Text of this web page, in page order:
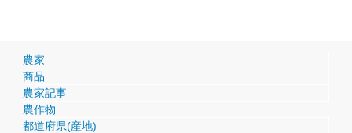
農家
商品
農家記事
農作物
都道府県(産地)